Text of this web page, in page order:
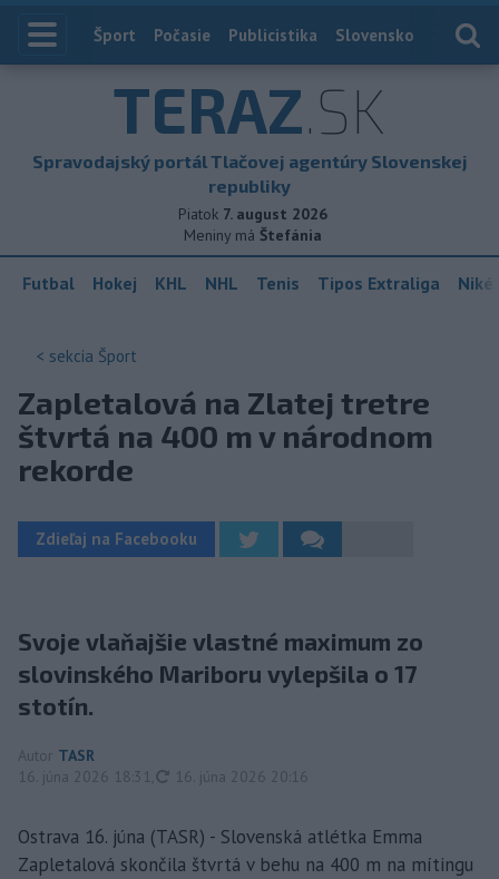
Index
Šport Počasie Publicistika Slovensko
TERAZ.SK
Spravodajský portál Tlačovej agentúry Slovenskej
republiky
Piatok 7. august 2026
Meniny má Štefánia
Futbal Hokej KHL NHL Tenis Tipos Extraliga
< sekcia Šport
Zapletalová na Zlatej tretre
štvrtá na 400 m v národnom
rekorde
Zdieľaj na Facebooku
Svoje vlaňajšie vlastné maximum zo
slovinského Mariboru vylepšila o 17
stotín.
Autor TASR
16. júna 2026 18:31
aktualizované
16. júna 2026 20:16
Ostrava 16. júna (TASR) - Slovenská atlétka Emma
Zapletalová skončila štvrtá v behu na 400 m na mítingu